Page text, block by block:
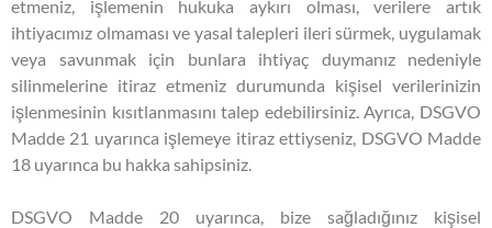
etmeniz, işlemenin hukuka aykırı olması, verilere artık
ihtiyacımız olmaması ve yasal talepleri ileri sürmek, uygulamak
veya savunmak için bunlara ihtiyaç duymanız nedeniyle
silinmelerine itiraz etmeniz durumunda kişisel verilerinizin
işlenmesinin kısıtlanmasını talep edebilirsiniz. Ayrıca, DSGVO
Madde 21 uyarınca işlemeye itiraz ettiyseniz, DSGVO Madde
18 uyarınca bu hakka sahipsiniz.
DSGVO Madde 20 uyarınca, bize sağladığınız kişisel